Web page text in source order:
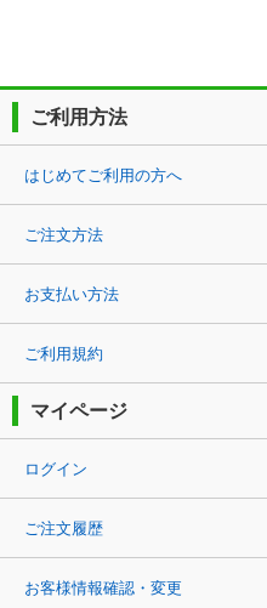
ご利用方法
はじめてご利用の方へ
ご注文方法
お支払い方法
ご利用規約
マイページ
ログイン
ご注文履歴
お客様情報確認・変更